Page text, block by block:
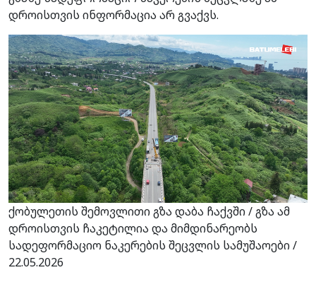
დროისთვის ინფორმაცია არ გვაქვს.
ქობულეთის შემოვლითი გზა დაბა ჩაქვში / გზა ამ
დროისთვის ჩაკეტილია და მიმდინარეობს
სადეფორმაციო ნაკერების შეცვლის სამუშაოები /
22.05.2026